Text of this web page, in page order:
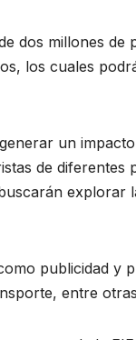
dos millones de
los cuales
un
de diferentes
explorar
publicidad y
entre